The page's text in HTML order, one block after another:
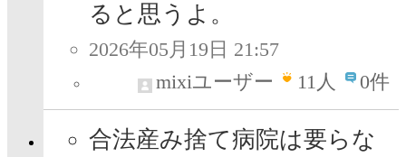
ると思うよ。
2026年05月19日 21:57
mixiユーザー
11人 0件
合法産み捨て病院は要らな